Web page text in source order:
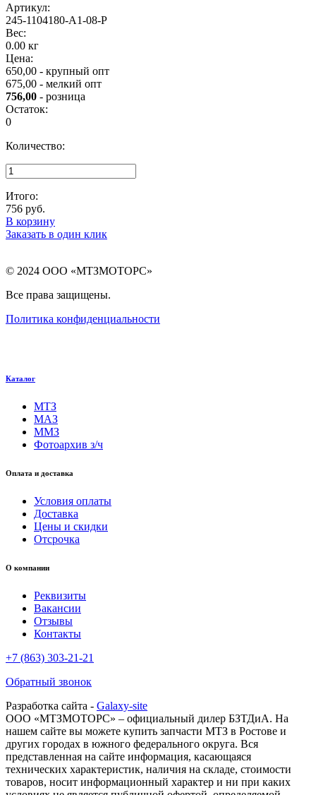
Артикул:
245-1104180-А1-08-Р
Вес:
0.00 кг
Цена:
650,00 - крупный опт
675,00 - мелкий опт
756,00 - розница
Остаток:
0
Количество:
Итого:
756 руб.
В корзину
Заказать в один клик
© 2024 ООО «МТЗМОТОРС»
Все права защищены.
Политика конфиденциальности
Каталог
МТЗ
МАЗ
ММЗ
Фотоархив з/ч
Оплата и доставка
Условия оплаты
Доставка
Цены и скидки
Отсрочка
О компании
Реквизиты
Вакансии
Отзывы
Контакты
+7 (863) 303-21-21
Обратный звонок
Разработка сайта - Galaxy-site
ООО «МТЗМОТОРС» – официальный дилер БЗТДиА. На
нашем сайте вы можете купить запчасти МТЗ в Ростове и
других городах в южного федерального округа. Вся
представленная на сайте информация, касающаяся
технических характеристик, наличия на складе, стоимости
товаров, носит информационный характер и ни при каких